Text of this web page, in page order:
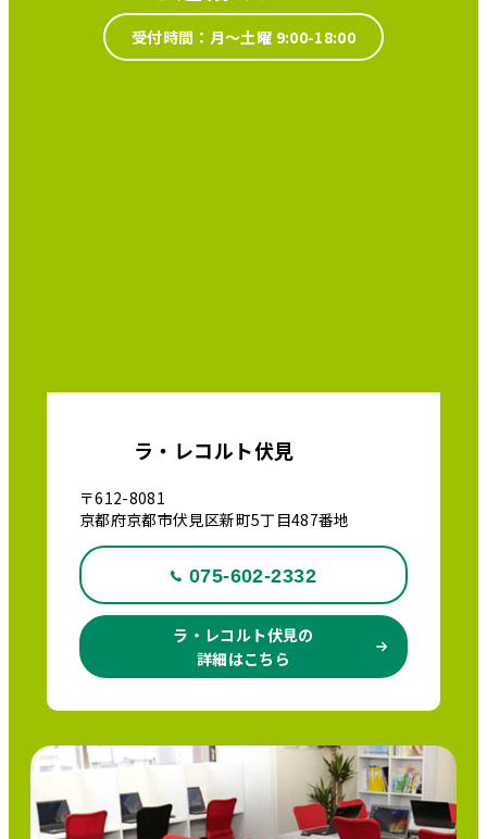
受付時間：月～土曜 9:00-18:00
ラ・レコルト伏見
〒612-8081
京都府京都市伏見区新町5丁目487番地
075-602-2332
ラ・レコルト伏見の
詳細はこちら